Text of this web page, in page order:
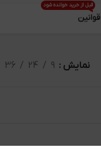
قوانین
قبل از خرید خوانده شود
نمایش 9
24
36